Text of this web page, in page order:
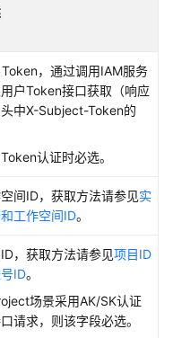
，通过调用IAM服务
户Token接口获取（响应
中X-Subject-Token的
认证时必选。
间ID，获取方法请参见实
工作空间ID。
，获取方法请参见项目ID
ID。
场景采用AK/SK认证
请求，则该字段必选。